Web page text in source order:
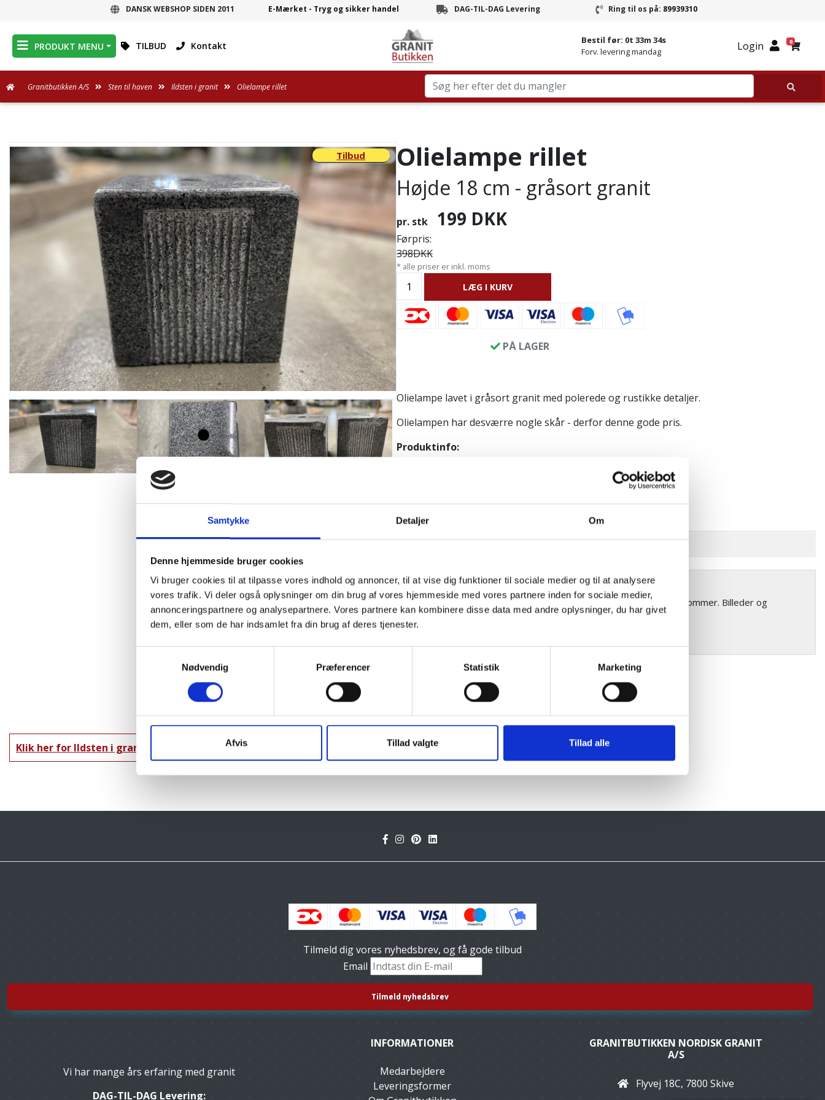
Samtykke Detaljer Om
Denne hjemmeside bruger cookies
Vi bruger cookies til at tilpasse vores indhold og annoncer, til at vise dig funktioner til sociale medier og til at analysere
vores trafik. Vi deler også oplysninger om din brug af vores hjemmeside med vores partnere inden for sociale medier,
annonceringspartnere og analysepartnere. Vores partnere kan kombinere disse data med andre oplysninger, du har givet
dem, eller som de har indsamlet fra din brug af deres tjenester.
Nødvendig
Præferencer Statistik Marketing
Afvis Tillad valgte Tillad alle
Tilbud Olielampe rillet
Højde 18 cm - gråsort granit
pr. stk 199 DKK
Førpris:
398DKK
* alle priser er inkl. moms
LÆG I KURV
PÅ LAGER
Olielampe lavet i gråsort granit med polerede og rustikke detaljer.
Olielampen har desværre nogle skår - derfor denne gode pris.
Produktinfo:
Længde: ca. 18 cm
Pakkes og sendes på emballagetype:Pakke
Naturprodukt – variationer forekommer
Granit er et naturmateriale, og variationer i farve og struktur forekommer. Billeder og
Klik her for Ildsten i granit oversigt
DANSK WEBSHOP
DANSK WEBSHOP SIDEN 2011 E-Mærket - Tryg og sikker handel Branchens hurtigste levering
DAG-TIL-DAG Levering Ring til Granitbutikken 89939310
Ring til os på: 89939310
Bestil før: 0t 33m 34s
Forv. levering mandag
Login 0
PRODUKT MENU TILBUD Kontakt
Granitbutikken A/S Sten til haven Ildsten i granit Olielampe rillet
Tilmeld dig vores nyhedsbrev, og få gode tilbud
Email
Vi har mange års erfaring med granit
DAG-TIL-DAG Levering:
INFORMATIONER
Medarbejdere
Leveringsformer
GRANITBUTIKKEN NORDISK GRANIT
A/S
Flyvej 18C, 7800 Skive